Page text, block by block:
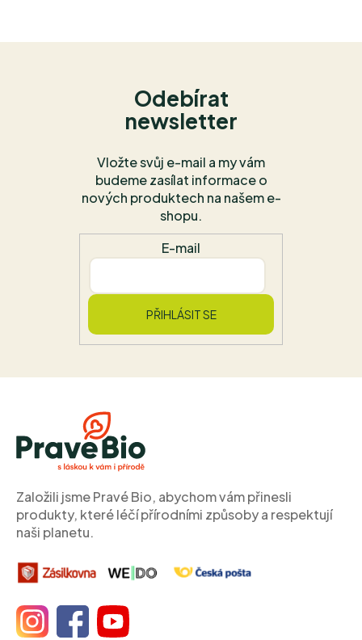
Odebírat
newsletter
Vložte svůj e-mail a my vám
budeme zasílat informace o
nových produktech na našem e-
shopu.
E-mail
PŘIHLÁSIT SE
Založili jsme Pravé Bio, abychom vám přinesli
produkty, které léčí přírodními způsoby a respektují
naši planetu.